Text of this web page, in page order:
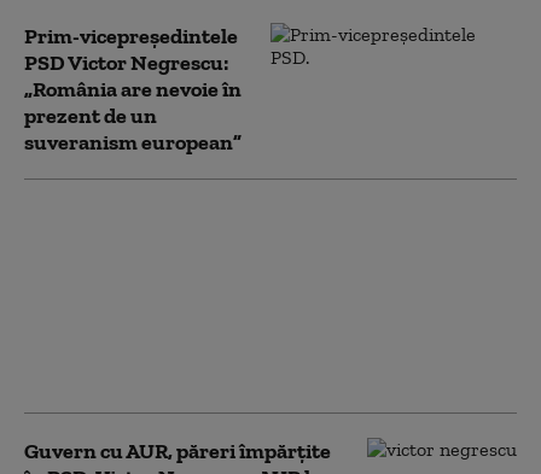
Prim-vicepreședintele
PSD Victor Negrescu:
„România are nevoie în
prezent de un
suveranism european”
Guvern cu AUR, păreri împărțite